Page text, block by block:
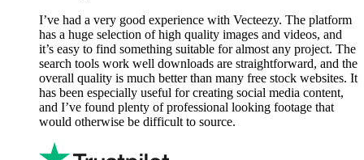
I’ve had a very good experience with Vecteezy. The platform
has a huge selection of high quality images and videos, and
it’s easy to find something suitable for almost any project. The
search tools work well downloads are straightforward, and the
overall quality is much better than many free stock websites. It
has been especially useful for creating social media content,
and I’ve found plenty of professional looking footage that
would otherwise be difficult to source.